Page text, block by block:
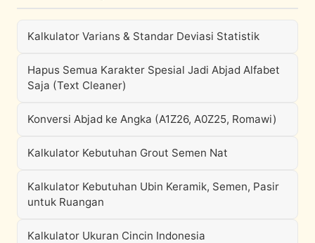
Kalkulator Varians & Standar Deviasi Statistik
Hapus Semua Karakter Spesial Jadi Abjad Alfabet
Saja (Text Cleaner)
Konversi Abjad ke Angka (A1Z26, A0Z25, Romawi)
Kalkulator Kebutuhan Grout Semen Nat
Kalkulator Kebutuhan Ubin Keramik, Semen, Pasir
untuk Ruangan
Kalkulator Ukuran Cincin Indonesia